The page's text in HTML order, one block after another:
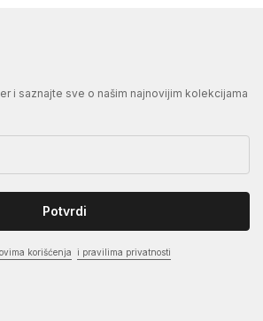
i saznajte sve o našim najnovijim kolekcijama
Potvrdi
korišćenja i pravilima privatnosti